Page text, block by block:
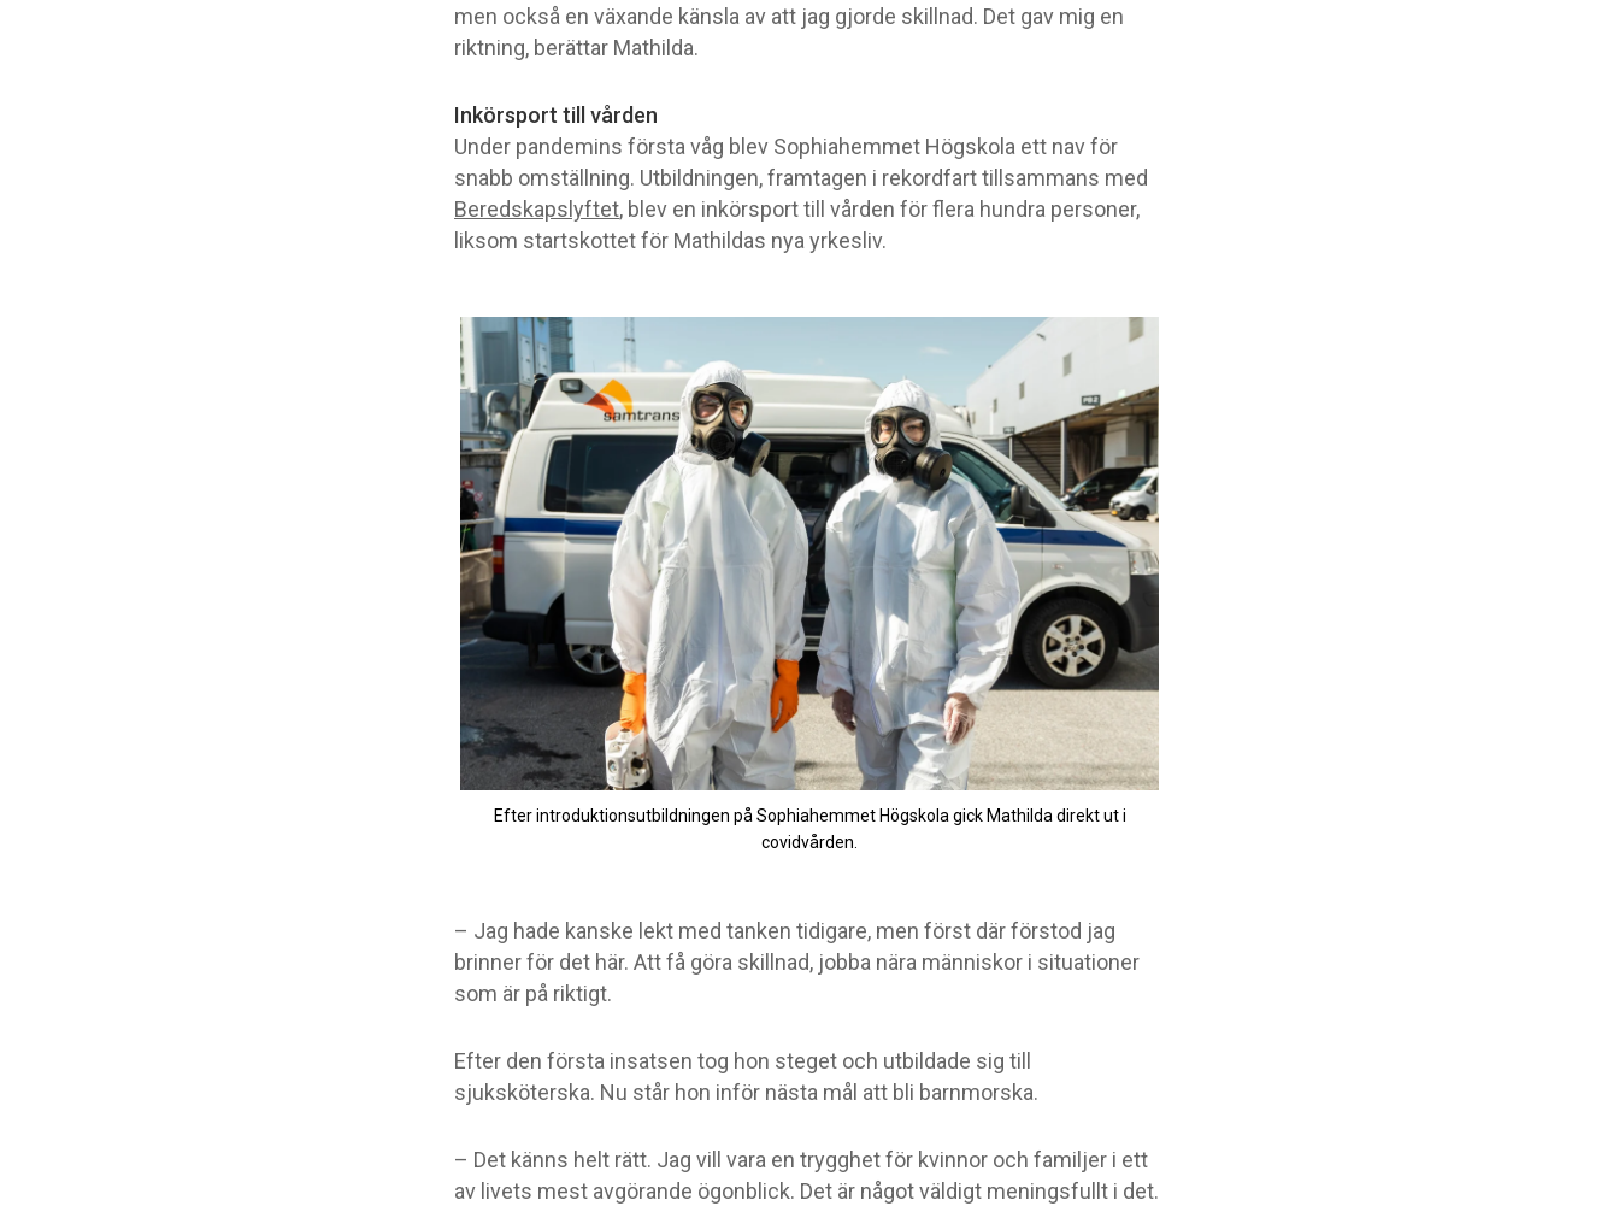
men också en växande känsla av att jag gjorde skillnad. Det gav mig en
riktning, berättar Mathilda.
Inkörsport till vården
Under pandemins första våg blev Sophiahemmet Högskola ett nav för
snabb omställning. Utbildningen, framtagen i rekordfart tillsammans med
Beredskapslyftet, blev en inkörsport till vården för flera hundra personer,
liksom startskottet för Mathildas nya yrkesliv.
Efter introduktionsutbildningen på Sophiahemmet Högskola gick Mathilda direkt ut i
covidvården.
– Jag hade kanske lekt med tanken tidigare, men först där förstod jag
brinner för det här. Att få göra skillnad, jobba nära människor i situationer
som är på riktigt.
Efter den första insatsen tog hon steget och utbildade sig till
sjuksköterska. Nu står hon inför nästa mål att bli barnmorska.
– Det känns helt rätt. Jag vill vara en trygghet för kvinnor och familjer i ett
av livets mest avgörande ögonblick. Det är något väldigt meningsfullt i det.